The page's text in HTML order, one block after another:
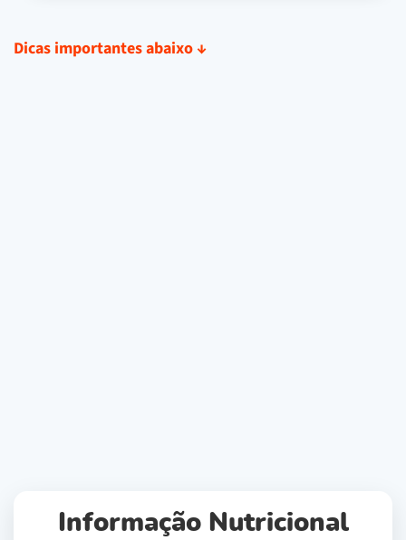
Dicas importantes abaixo ↓
Informação Nutricional